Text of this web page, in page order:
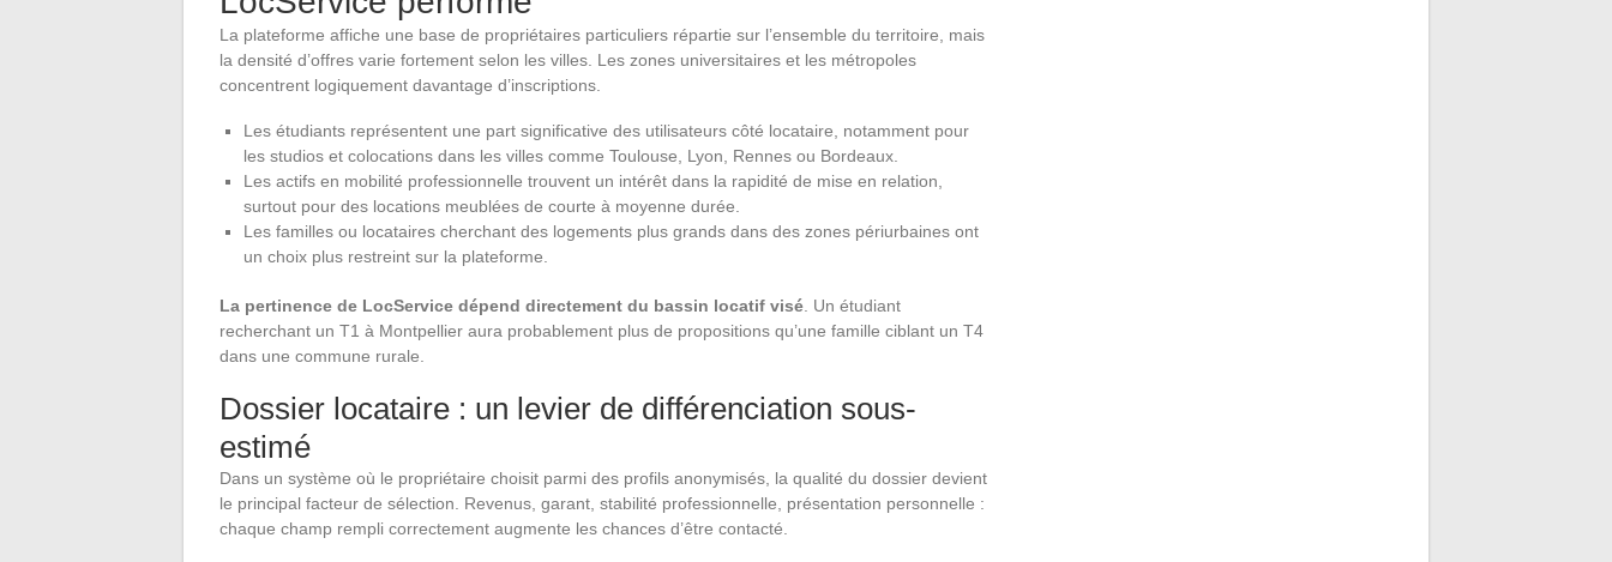
La plateforme affiche une base de propriétaires particuliers répartie sur l’ensemble du territoire, mais
la densité d’offres varie fortement selon les villes. Les zones universitaires et les métropoles
concentrent logiquement davantage d’inscriptions.
Les étudiants représentent une part significative des utilisateurs côté locataire, notamment pour
les studios et colocations dans les villes comme Toulouse, Lyon, Rennes ou Bordeaux.
Les actifs en mobilité professionnelle trouvent un intérêt dans la rapidité de mise en relation,
surtout pour des locations meublées de courte à moyenne durée.
Les familles ou locataires cherchant des logements plus grands dans des zones périurbaines ont
un choix plus restreint sur la plateforme.
La pertinence de LocService dépend directement du bassin locatif visé . Un étudiant
recherchant un T1 à Montpellier aura probablement plus de propositions qu’une famille ciblant un T4
dans une commune rurale.
Dossier locataire : un levier de différenciation sous-
estimé
Dans un système où le propriétaire choisit parmi des profils anonymisés, la qualité du dossier devient
le principal facteur de sélection. Revenus, garant, stabilité professionnelle, présentation personnelle :
chaque champ rempli correctement augmente les chances d’être contacté.